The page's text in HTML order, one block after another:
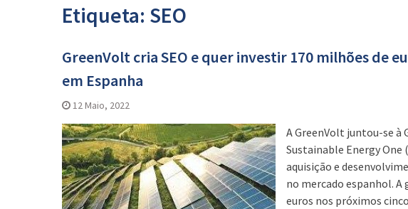
Etiqueta: SEO
GreenVolt cria SEO e quer investir 170 milhões de
em Espanha
12 Maio, 2022
A GreenVolt juntou-se à
Sustainable Energy
aquisição e
no mercado espanhol. A
euros nos próximos